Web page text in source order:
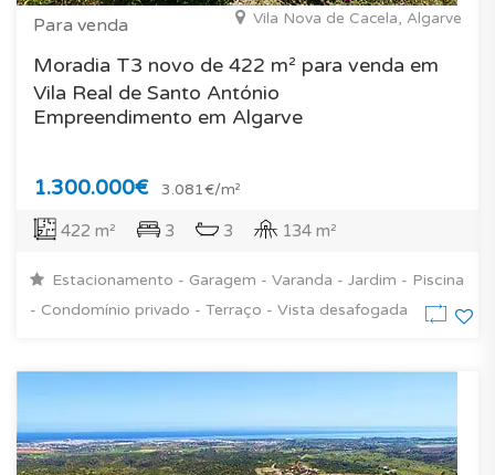
Para venda Vila Nova de Cacela, Algarve
Moradia T3 novo de 422 m² para venda em
Vila Real de Santo António
Empreendimento em Algarve
1.300.000€ 3.081€/m²
422 m² 3 3 134 m²
Estacionamento - Garagem - Varanda - Jardim - Piscina
- Condomínio privado - Terraço - Vista desafogada